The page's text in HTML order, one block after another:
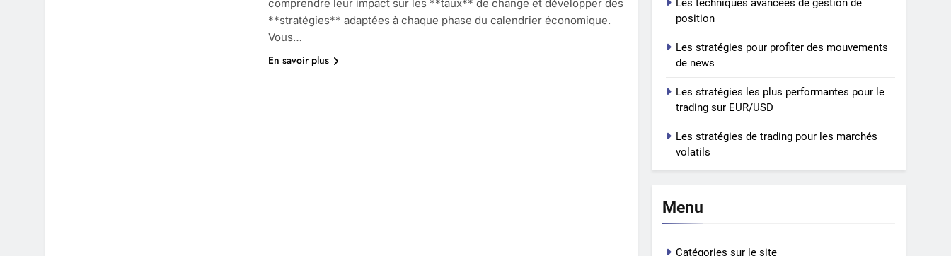
comprendre leur impact sur les **taux** de change et développer des
**stratégies** adaptées à chaque phase du calendrier économique.
Vous…
En savoir plus
Les techniques avancées de gestion de
position
Les stratégies pour profiter des mouvements
de news
Les stratégies les plus performantes pour le
trading sur EUR/USD
Les stratégies de trading pour les marchés
volatils
Menu
Catégories sur le site